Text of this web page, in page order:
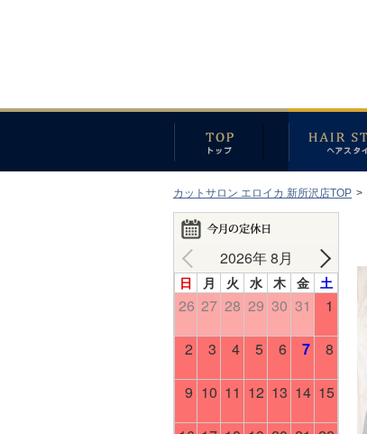
カットサロン エロイカ 新所沢店TOP >
2026年 8月
日 月 火 水 木 金 土
26 27 28 29 30 31 1
2 3 4 5 6 7 8
9 10 11 12 13 14 15